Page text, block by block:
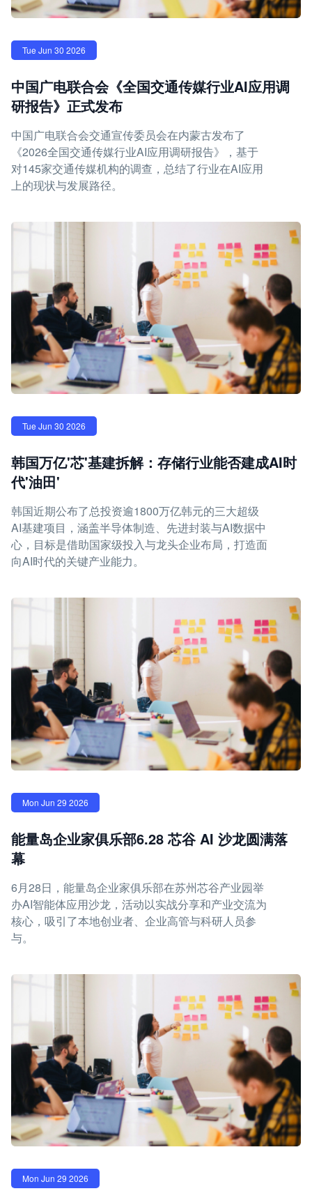
Tue Jun 30 2026
中国广电联合会《全国交通传媒行业AI应用调
研报告》正式发布
中国广电联合会交通宣传委员会在内蒙古发布了
《2026全国交通传媒行业AI应用调研报告》，基于
对145家交通传媒机构的调查，总结了行业在AI应用
上的现状与发展路径。
Tue Jun 30 2026
韩国万亿'芯'基建拆解：存储行业能否建成AI时
代'油田'
韩国近期公布了总投资逾1800万亿韩元的三大超级
AI基建项目，涵盖半导体制造、先进封装与AI数据中
心，目标是借助国家级投入与龙头企业布局，打造面
向AI时代的关键产业能力。
Mon Jun 29 2026
能量岛企业家俱乐部6.28 芯谷 AI 沙龙圆满落
幕
6月28日，能量岛企业家俱乐部在苏州芯谷产业园举
办AI智能体应用沙龙，活动以实战分享和产业交流为
核心，吸引了本地创业者、企业高管与科研人员参
与。
Mon Jun 29 2026